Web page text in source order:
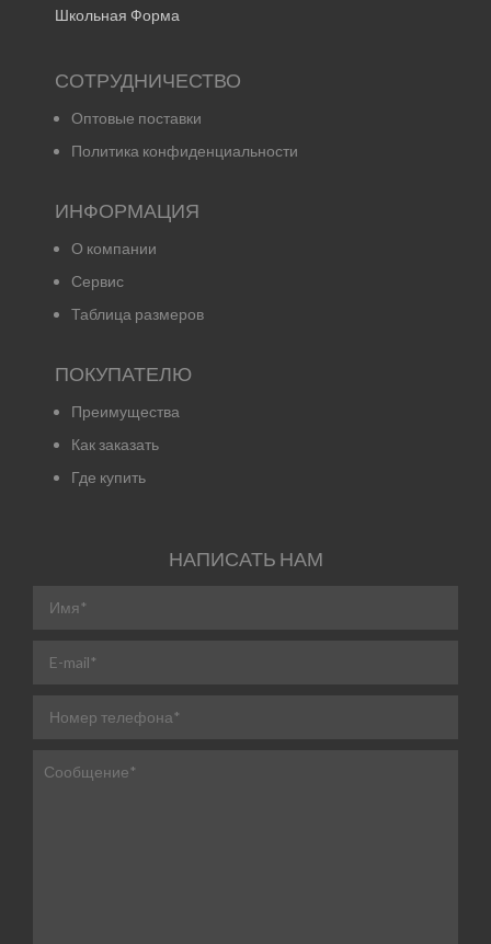
Школьная Форма
СОТРУДНИЧЕСТВО
Оптовые поставки
Политика конфиденциальности
ИНФОРМАЦИЯ
О компании
Сервис
Таблица размеров
ПОКУПАТЕЛЮ
Преимущества
Как заказать
Где купить
НАПИСАТЬ НАМ